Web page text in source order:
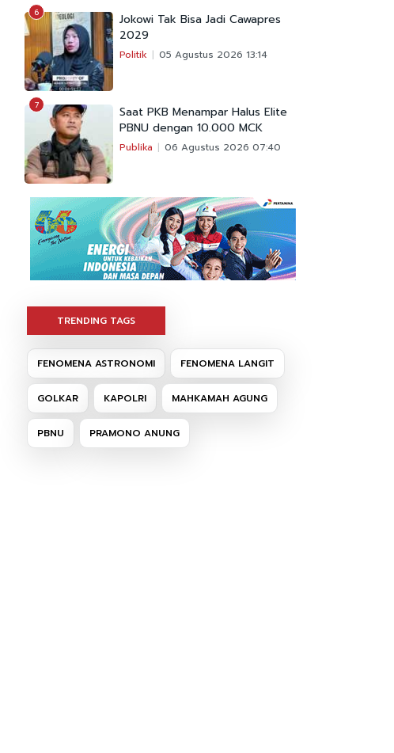
6
Jokowi Tak Bisa Jadi Cawapres
2029
Politik 05 Agustus 2026 13:14
7
Saat PKB Menampar Halus Elite
PBNU dengan 10.000 MCK
Publika 06 Agustus 2026 07:40
TRENDING TAGS
FENOMENA ASTRONOMI FENOMENA LANGIT
GOLKAR KAPOLRI MAHKAMAH AGUNG
PBNU PRAMONO ANUNG